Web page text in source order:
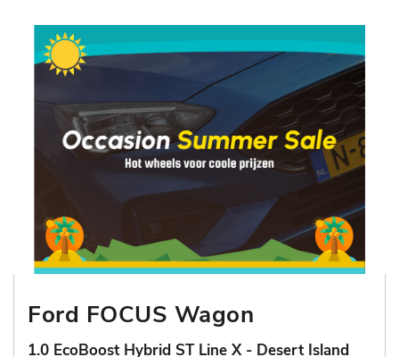
Ford FOCUS Wagon
1.0 EcoBoost Hybrid ST Line X - Desert Island